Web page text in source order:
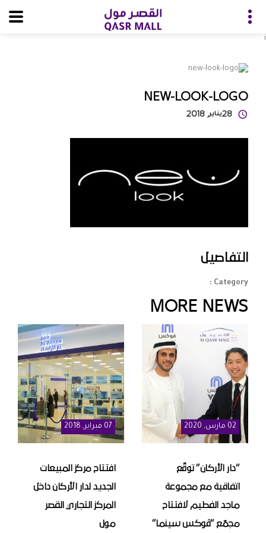
i
NEW-LOOK-LOGO
28يناير, 2018
التفاصيل
Category :
MORE NEWS
02 مارس, 2020
“دار الأركان” توقّع
اتفاقية مع مجموعة
ماجد الفطيم لافتتاح
مجمّع “ڤوكس سينما”
07 فبراير, 2018
افتتاح مركز المبيعات
الجديد لدار الأركان داخل
المركز التجاري القصر
مول